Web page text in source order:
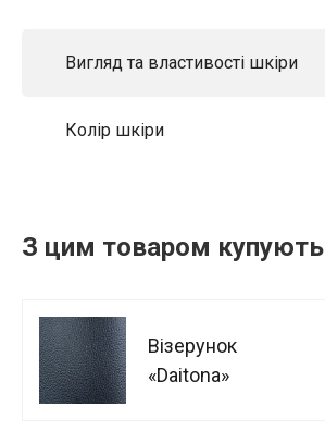
Вигляд та властивості шкіри
Колір шкіри
З цим товаром купують
Візерунок
«‎Daitona»